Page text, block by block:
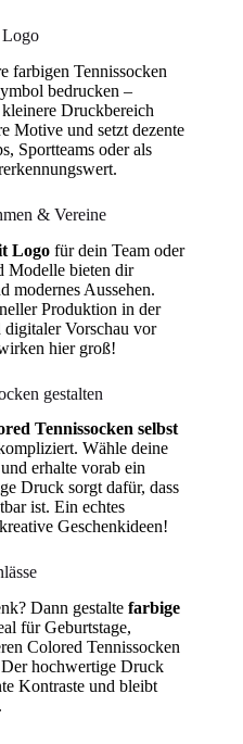
Logo
farbigen Tennissocken
bedrucken –
Druckbereich
Motive und setzt dezente
Sportteams oder als
& Vereine
Logo für dein Team oder
Modelle bieten dir
modernes Aussehen.
Produktion in der
Vorschau vor
hier groß!
gestalten
Tennissocken selbst
Wähle deine
erhalte vorab ein
Druck sorgt dafür, dass
ist. Ein echtes
Geschenkideen!
Dann gestalte farbige
für Geburtstage,
Colored Tennissocken
hochwertige Druck
Kontraste und bleibt